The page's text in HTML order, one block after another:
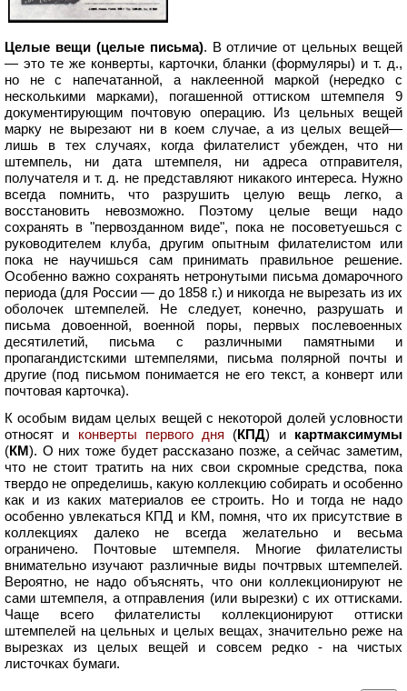
Целые вещи (целые письма). В отличие от цельных вещей
— это те же конверты, карточки, бланки (формуляры) и т. д.,
но не с напечатанной, а наклеенной маркой (нередко с
несколькими марками), погашенной оттиском штемпеля 9
документирующим почтовую операцию. Из цельных вещей
марку не вырезают ни в коем случае, а из целых вещей—
лишь в тех случаях, когда филателист убежден, что ни
штемпель, ни дата штемпеля, ни адреса отправителя,
получателя и т. д. не представляют никакого интереса. Нужно
всегда помнить, что разрушить целую вещь легко, а
восстановить невозможно. Поэтому целые вещи надо
сохранять в "первозданном виде", пока не посоветуешься с
руководителем клуба, другим опытным филателистом или
пока не научишься сам принимать правильное решение.
Особенно важно сохранять нетронутыми письма домарочного
периода (для России — до 1858 г.) и никогда не вырезать из их
оболочек штемпелей. Не следует, конечно, разрушать и
письма довоенной, военной поры, первых послевоенных
десятилетий, письма с различными памятными и
пропагандистскими штемпелями, письма полярной почты и
другие (под письмом понимается не его текст, а конверт или
почтовая карточка).
К особым видам целых вещей с некоторой долей условности
относят и конверты первого дня (КПД) и картмаксимумы
(КМ). О них тоже будет рассказано позже, а сейчас заметим,
что не стоит тратить на них свои скромные средства, пока
твердо не определишь, какую коллекцию собирать и особенно
как и из каких материалов ее строить. Но и тогда не надо
особенно увлекаться КПД и КМ, помня, что их присутствие в
коллекциях далеко не всегда желательно и весьма
ограничено. Почтовые штемпеля. Многие филателисты
внимательно изучают различные виды почтрвых штемпелей.
Вероятно, не надо объяснять, что они коллекционируют не
сами штемпеля, а отправления (или вырезки) с их оттисками.
Чаще всего филателисты коллекционируют оттиски
штемпелей на цельных и целых вещах, значительно реже на
вырезках из целых вещей и совсем редко - на чистых
листочках бумаги.